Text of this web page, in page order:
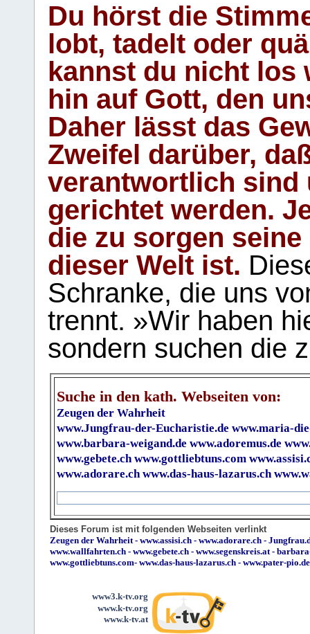
Du hörst die
lobt, tadelt oder
kannst du nicht los
hin auf Gott, den
Daher lässt das
Zweifel darüber,
verantwortlich sind
gerichtet werden.
die zu sorgen
dieser Welt ist.
Schranke, die uns
trennt. »Wir haben
sondern suchen die
Suche in den kath. Webseiten von:
Zeugen der Wahrheit
www.Jungfrau-der-Eucharistie.de www.maria-
www.barbara-weigand.de www.adoremus.de
www.gebete.ch www.gottliebtuns.com
www.adorare.ch www.das-haus-lazarus.ch
Dieses Forum ist mit folgenden Webseiten verlinkt
Zeugen der Wahrheit - www.assisi.ch - www.adorare.ch -
www.wallfahrten.ch - www.gebete.ch - www.segenskreis.at -
www.gottliebtuns.com- www.das-haus-lazarus.ch - www.pater-pio.de
www3.k-tv.org
www.k-tv.org
www.k-tv.at